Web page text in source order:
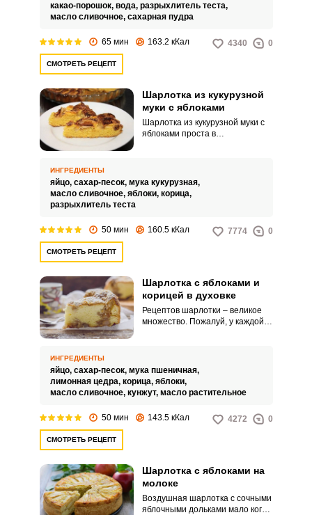
какао-порошок, вода, разрыхлитель теста,
масло сливочное, сахарная пудра
65 мин 163.2 кКал 4340 0
СМОТРЕТЬ РЕЦЕПТ
Шарлотка из кукурузной
муки с яблоками
Шарлотка из кукурузной муки с
яблоками проста в
отличается особой текстурой,
которая сочетает в себе
одновременно рассыпчатость и
кто по каким-либо причинам
ИНГРЕДИЕНТЫ
яйцо, сахар-песок, мука кукурузная,
масло сливочное, яблоки, корица,
разрыхлитель теста
50 мин 160.5 кКал 7774 0
СМОТРЕТЬ РЕЦЕПТ
Шарлотка с яблоками и
корицей в духовке
Рецептов шарлотки – великое
множество. Пожалуй, у каждой
ИНГРЕДИЕНТЫ
яйцо, сахар-песок, мука пшеничная,
лимонная цедра, корица, яблоки,
масло сливочное, кунжут, масло растительное
50 мин 143.5 кКал 4272 0
СМОТРЕТЬ РЕЦЕПТ
Шарлотка с яблоками на
молоке
Воздушная шарлотка с сочными
яблочными дольками мало кого